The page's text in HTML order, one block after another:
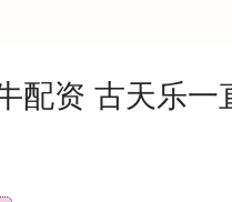
配资 古天乐一